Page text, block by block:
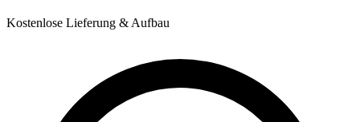
Kostenlose Lieferung & Aufbau